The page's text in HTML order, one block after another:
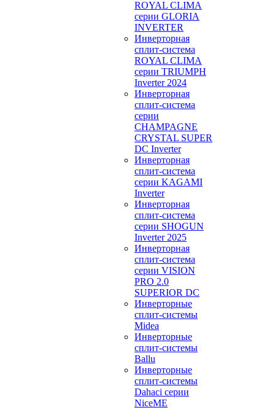
ROYAL CLIMA
серии GLORIA
INVERTER
Инверторная
сплит-система
ROYAL CLIMA
серии TRIUMPH
Inverter 2024
Инверторная
сплит-система
серии
CHAMPAGNE
CRYSTAL SUPER
DC Inverter
Инверторная
сплит-система
серии KAGAMI
Inverter
Инверторная
сплит-система
серии SHOGUN
Inverter 2025
Инверторная
сплит-система
серии VISION
PRO 2.0
SUPERIOR DC
Инверторные
сплит-системы
Midea
Инверторные
сплит-системы
Ballu
Инверторные
сплит-системы
Dahaci серии
NiceME